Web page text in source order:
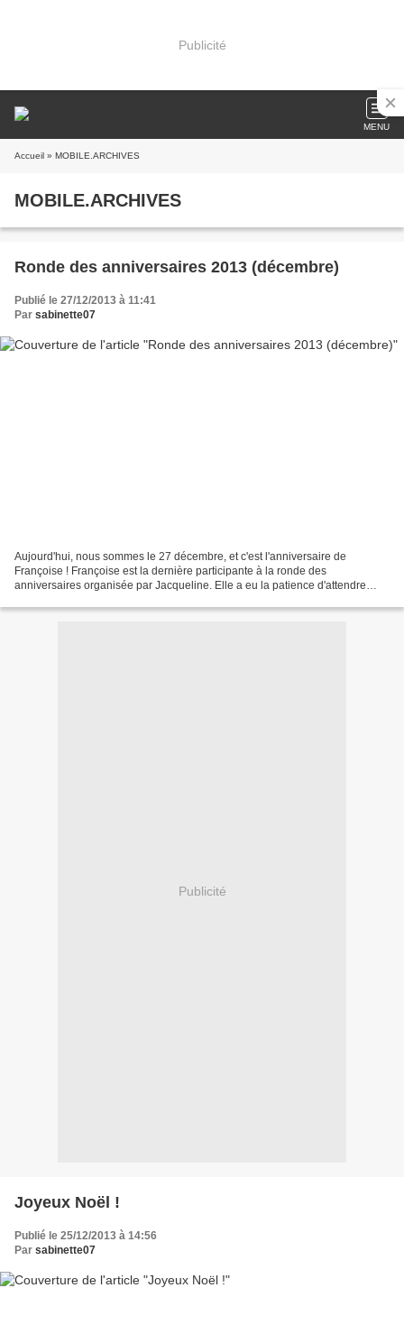
Publicité
MENU
Accueil » MOBILE.ARCHIVES
MOBILE.ARCHIVES
Ronde des anniversaires 2013 (décembre)
Publié le 27/12/2013 à 11:41
Par sabinette07
Aujourd'hui, nous sommes le 27 décembre, et c'est l'anniversaire de
Françoise ! Françoise est la dernière participante à la ronde des
anniversaires organisée par Jacqueline. Elle a eu la patience d'attendre
Publicité
Joyeux Noël !
Publié le 25/12/2013 à 14:56
Par sabinette07